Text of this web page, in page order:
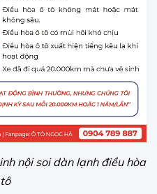
nội soi dàn lạnh điều hòa